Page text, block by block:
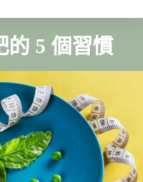
的 5 個習慣